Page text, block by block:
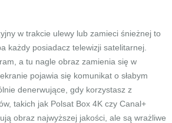
w trakcie ulewy lub zamieci śnieżnej to
każdy posiadacz telewizji satelitarnej.
a tu nagle obraz zamienia się w
pojawia się komunikat o słabym
denerwujące, gdy korzystasz z
takich jak Polsat Box 4K czy Canal+
obraz najwyższej jakości, ale są wrażliwe